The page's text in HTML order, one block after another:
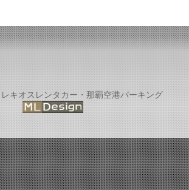
キオスレンタカー・那覇空港パーキング